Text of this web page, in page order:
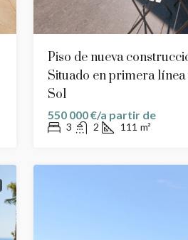
Piso de nueva
Situado en primera línea
Sol
550 000 €/a partir de
3 2 111 m²